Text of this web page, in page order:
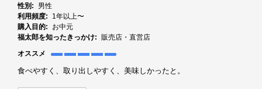
性別:
男性
利用頻度:
1年以上〜
購入目的:
お中元
福太郎を知ったきっかけ: 販売店・直営店
オススメ
食べやすく、取り出しやすく、美味しかったと。